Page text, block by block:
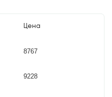
Цена
8767
9228